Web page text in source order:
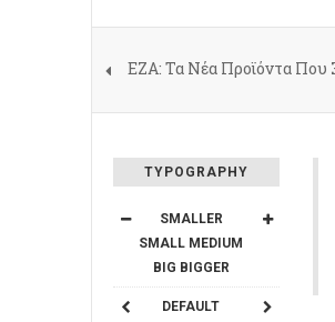
ΕΖΑ: Τα Νέα Προϊόντα Που
TYPOGRAPHY
SMALLER
SMALL MEDIUM
BIG BIGGER
DEFAULT